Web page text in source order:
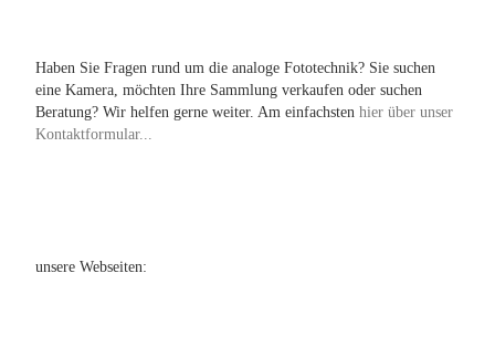
Haben Sie Fragen rund um die analoge Fototechnik? Sie suchen
eine Kamera, möchten Ihre Sammlung verkaufen oder suchen
Beratung? Wir helfen gerne weiter. Am einfachsten hier über unser
Kontaktformular...
unsere Webseiten: